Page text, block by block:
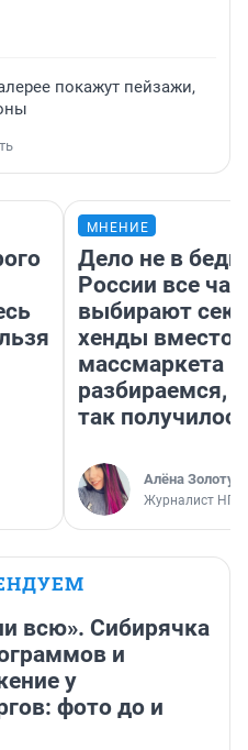
покажут пейзажи,
МНЕНИЕ
Дело не в
России все
выбирают
хенды вместо
массмаркета —
разбираемся,
так
Алёна
Журналист НГС
всю». Сибирячка
и
у
фото до и